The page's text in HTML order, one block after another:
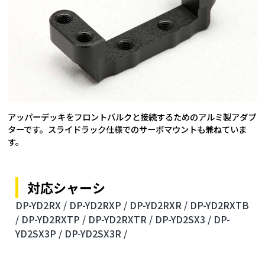
アッパーデッキをフロントバルクと接続するためのアルミ製アダプ
ターです。スライドラック仕様でのサーボマウントも兼ねていま
す。
対応シャーシ
DP-YD2RX / DP-YD2RXP / DP-YD2RXR / DP-YD2RXTB
/ DP-YD2RXTP / DP-YD2RXTR / DP-YD2SX3 / DP-
YD2SX3P / DP-YD2SX3R /